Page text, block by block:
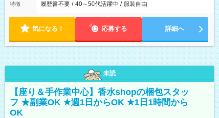
特徴 履歴書不要 / 40～50代活躍中 / 服装自由
気になる！ 応募する 詳細へ
未読
【座り＆手作業中心】香水shopの梱包スタッ
フ ★副業OK ★週1日からOK ★1日1時間から
OK